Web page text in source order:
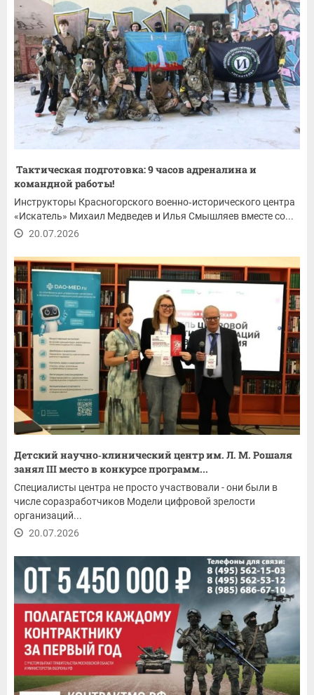
Тактическая подготовка: 9 часов адреналина и
командной работы!
Инструкторы Красногорского военно‑исторического центра
«Искатель» Михаил Медведев и Илья Смышляев вместе со...
20.07.2026
Детский научно‑клинический центр им. Л. М. Рошаля
занял III место в конкурсе программ...
Специалисты центра не просто участвовали - они были в
числе соразработчиков Модели цифровой зрелости
организаций...
20.07.2026